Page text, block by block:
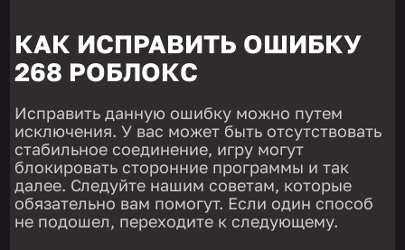
КАК ИСПРАВИТЬ ОШИБКУ
268 РОБЛОКС
Исправить данную ошибку можно путем
исключения. У вас может быть отсутствовать
стабильное соединение, игру могут
блокировать сторонние программы и так
далее. Следуйте нашим советам, которые
обязательно вам помогут. Если один способ
не подошел, переходите к следующему.